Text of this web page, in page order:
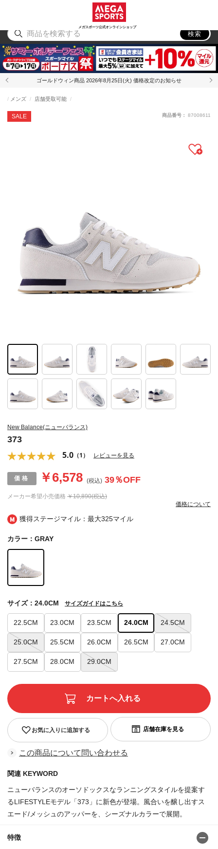
メガスポーツ公式オンラインショップ
アウトドア
検索
ゴールドウィン商品 2026年8月25日(火) 価格改定のお知らせ
獲得ステージマイル：最大325マイル
New Balance(ニューバランス)
373
5.0 （1） レビューを見る
SALE
メンズ 店舗受取可能
メーカー希望小売価格 ￥10,890(税込)
￥6,578 (税込) 39％OFF
価格について
商品番号： 87008611
カラー：GRAY
22.5CM 23.0CM 23.5CM 24.0CM 24.5CM
25.0CM 25.5CM 26.0CM 26.5CM 27.0CM
27.5CM 28.0CM 29.0CM
サイズ：24.0CM サイズガイドはこちら
お気に入りに追加する
この商品について問い合わせる
関連 KEYWORD
ニューバランスのオーソドックスなランニングスタイルを提案す
るLIFESTYLEモデル「373」に新色が登場。風合いを醸し出すス
エード/メッシュのアッパーを、シーズナルカラーで展開。
特徴